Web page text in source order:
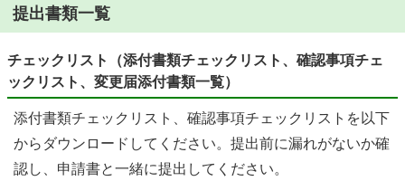
提出書類一覧
チェックリスト（添付書類チェックリスト、確認事項チェ
ックリスト、変更届添付書類一覧）
添付書類チェックリスト、確認事項チェックリストを以下
からダウンロードしてください。提出前に漏れがないか確
認し、申請書と一緒に提出してください。